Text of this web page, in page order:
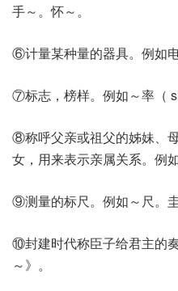
手～。怀～。
⑥计量某种量的器具。例如电
⑦标志，榜样。例如～率（
⑧称呼父亲或祖父的姊妹、
女，用来表示亲属关系。例
⑨测量的标尺。例如～尺。
⑩封建时代称臣子给君主的
～》。